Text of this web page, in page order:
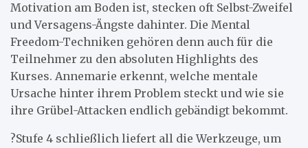
Motivation am Boden ist, stecken oft Selbst-Zweifel
und Versagens-Ängste dahinter. Die Mental
Freedom-Techniken gehören denn auch für die
Teilnehmer zu den absoluten Highlights des
Kurses. Annemarie erkennt, welche mentale
Ursache hinter ihrem Problem steckt und wie sie
ihre Grübel-Attacken endlich gebändigt bekommt.
?Stufe 4 schließlich liefert all die Werkzeuge, um